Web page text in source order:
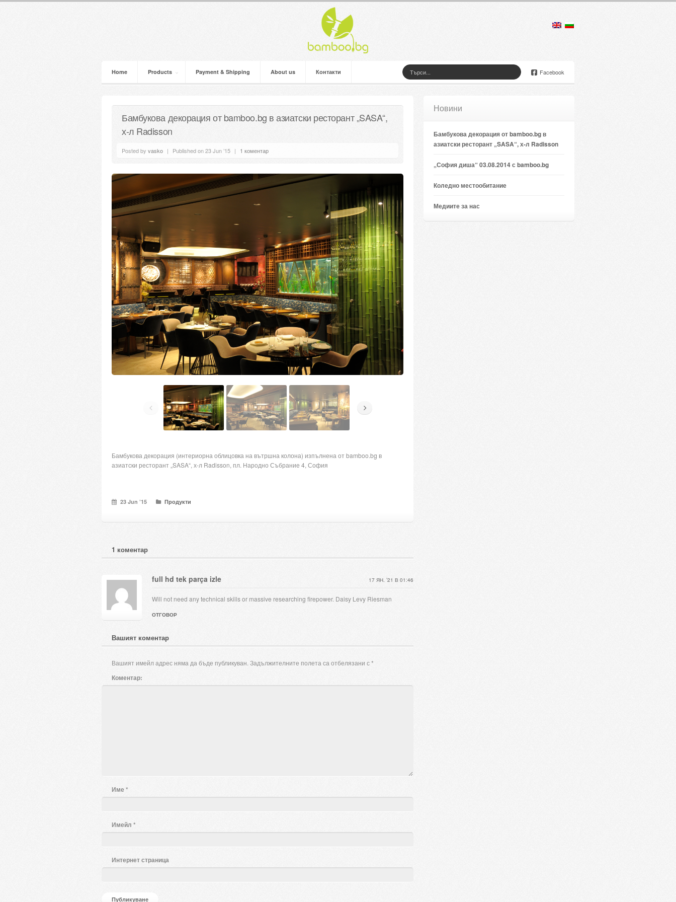
Home Products Payment & Shipping About us Контакти Facebook
Бамбукова декорация от bamboo.bg в азиатски ресторант „SASA“,
х-л Radisson
Posted by vasko | Published on 23 Jun ’15 | 1 коментар
Бамбукова декорация (интериорна облицовка на вътршна колона) изпълнена от bamboo.bg в
азиатски ресторант „SASA“, х-л Radisson, пл. Народно Събрание 4, София
23 Jun ’15 Продукти
1 коментар
full hd tek parça izle 17 ЯН. ’21 В 01:46
Will not need any technical skills or massive researching firepower. Daisy Levy Riesman
ОТГОВОР
Вашият коментар
Вашият имейл адрес няма да бъде публикуван. Задължителните полета са отбелязани с*
Коментар:
Име*
Имейл *
Интернет страница
Новини
Бамбукова декорация от bamboo.bg в
азиатски ресторант „SASA“, х-л Radisson
„София диша“ 03.08.2014 с bamboo.bg
Коледно местообитание
Медиите за нас